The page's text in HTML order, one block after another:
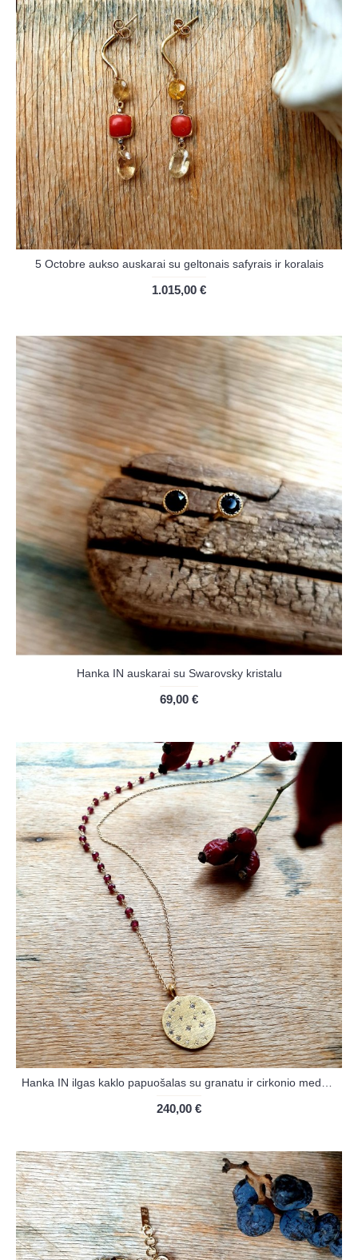
5 Octobre aukso auskarai su geltonais safyrais ir koralais
1.015,00 €
Hanka IN auskarai su Swarovsky kristalu
69,00 €
240,00 €